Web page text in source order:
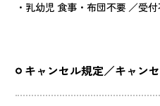
・乳幼児 食事・布団不要 ／受
キャンセル規定／キャン